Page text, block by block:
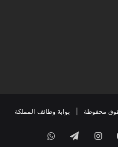
بوابة وظائف المملكة
‫YouTubeانستقرامتيلقرامواتساب